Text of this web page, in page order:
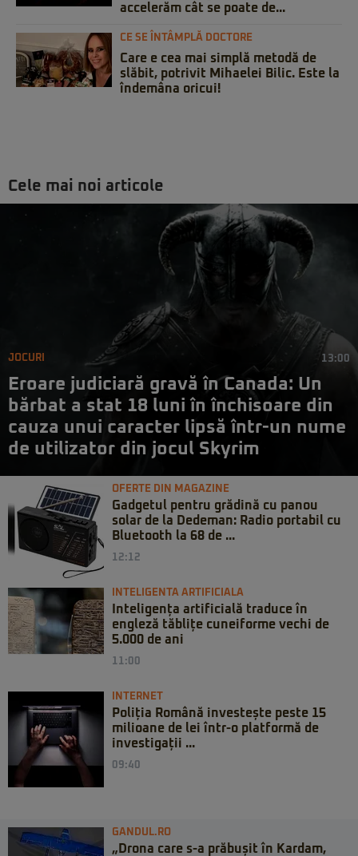
accelerăm cât se poate de...
CE SE ÎNTÂMPLĂ DOCTORE
Care e cea mai simplă metodă de
slăbit, potrivit Mihaelei Bilic. Este la
îndemâna oricui!
Cele mai noi articole
JOCURI 13:00
Eroare judiciară gravă în Canada: Un
bărbat a stat 18 luni în închisoare din
cauza unui caracter lipsă într-un nume
de utilizator din jocul Skyrim
OFERTE DIN MAGAZINE
Gadgetul pentru grădină cu panou
solar de la Dedeman: Radio portabil cu
Bluetooth la 68 de ...
12:12
INTELIGENTA ARTIFICIALA
Inteligența artificială traduce în
engleză tăblițe cuneiforme vechi de
5.000 de ani
11:00
INTERNET
Poliția Română investește peste 15
milioane de lei într-o platformă de
investigații ...
09:40
GANDUL.RO
„Drona care s-a prăbușit în Kardam,